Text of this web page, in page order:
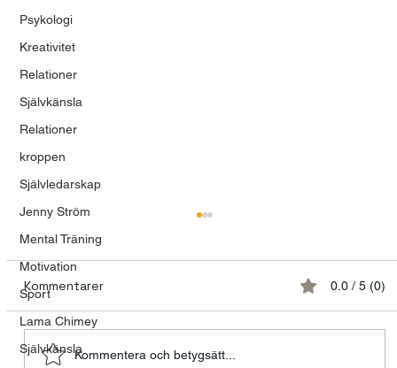
Psykologi
Kreativitet
Relationer
Självkänsla
Relationer
kroppen
Självledarskap
Jenny Ström
Mental Träning
Motivation
Sport
Lama Chimey
Självkänsla
Kommentarer 0.0 / 5 (0)
Kommentera och betygsätt...